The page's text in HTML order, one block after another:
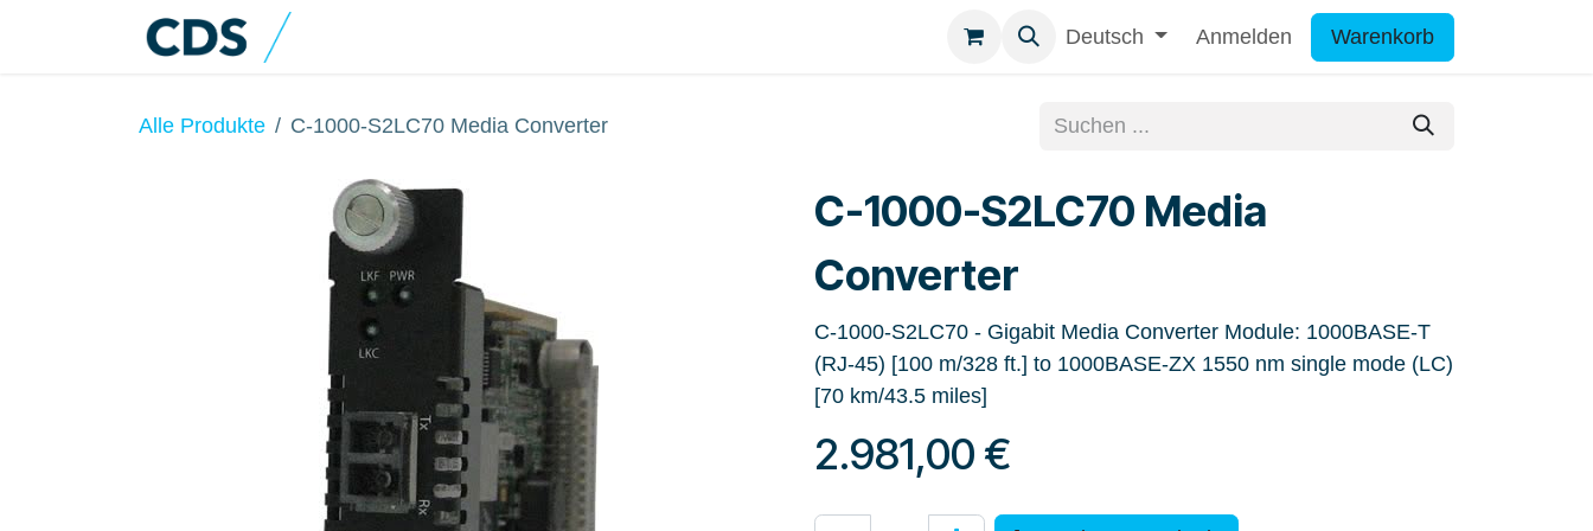
Zum Inhalt springen
Deutsch Anmelden Warenkorb
Alle Produkte C-1000-S2LC70 Media Converter
C-1000-S2LC70 Media
Converter
C-1000-S2LC70 - Gigabit Media Converter Module: 1000BASE-T
(RJ-45) [100 m/328 ft.] to 1000BASE-ZX 1550 nm single mode (LC)
[70 km/43.5 miles]
2.981,00 €